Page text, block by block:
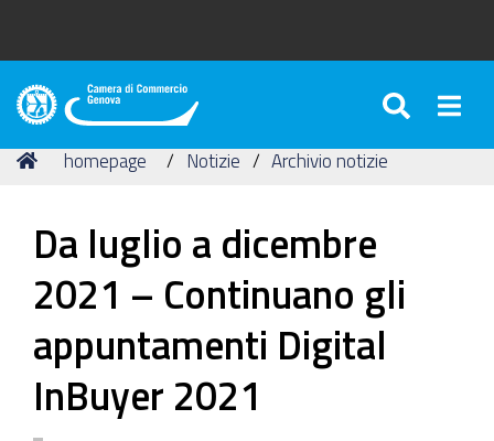
Camera
Commercio
Tu
Home
homepage Notizie Archivio notizie
Da luglio a dicembre
2021 – Continuano gli
appuntamenti Digital
InBuyer 2021